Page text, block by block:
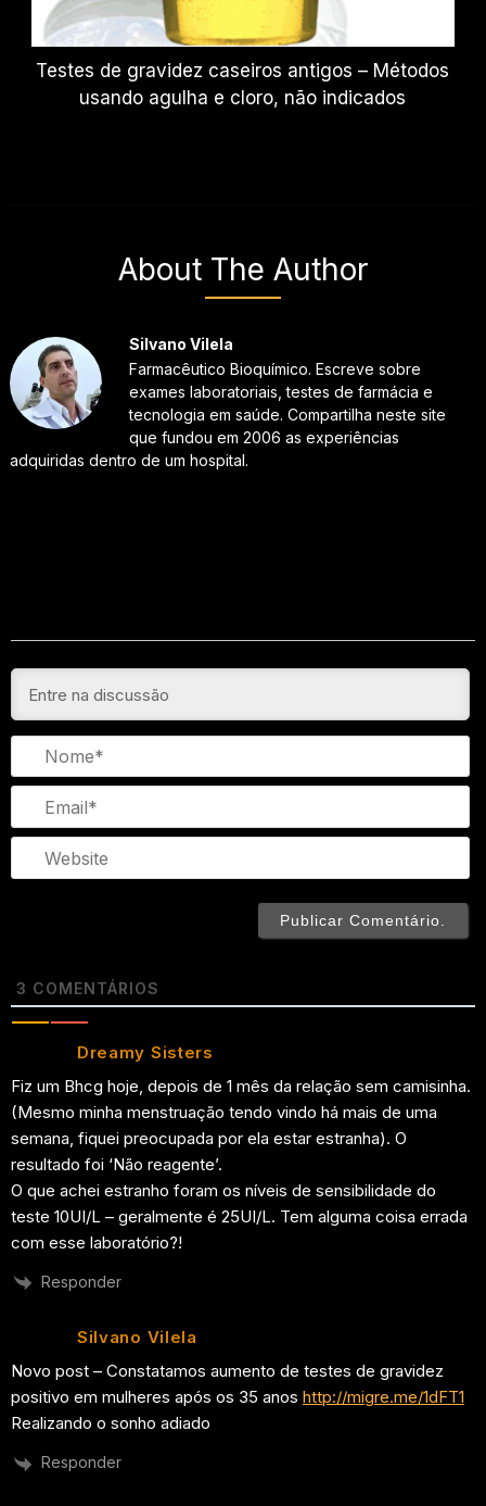
Testes de gravidez caseiros antigos – Métodos
usando agulha e cloro, não indicados
About The Author
Silvano Vilela
Farmacêutico Bioquímico. Escreve sobre
exames laboratoriais, testes de farmácia e
tecnologia em saúde. Compartilha neste site
que fundou em 2006 as experiências
adquiridas dentro de um hospital.
3 COMENTÁRIOS
Dreamy Sisters
Fiz um Bhcg hoje, depois de 1 mês da relação sem camisinha.
(Mesmo minha menstruação tendo vindo há mais de uma
semana, fiquei preocupada por ela estar estranha). O
resultado foi ‘Não reagente’.
O que achei estranho foram os níveis de sensibilidade do
teste 10UI/L – geralmente é 25UI/L. Tem alguma coisa errada
com esse laboratório?!
Responder
Silvano Vilela
Novo post – Constatamos aumento de testes de gravidez
positivo em mulheres após os 35 anos http://migre.me/1dFT1
Realizando o sonho adiado
Responder